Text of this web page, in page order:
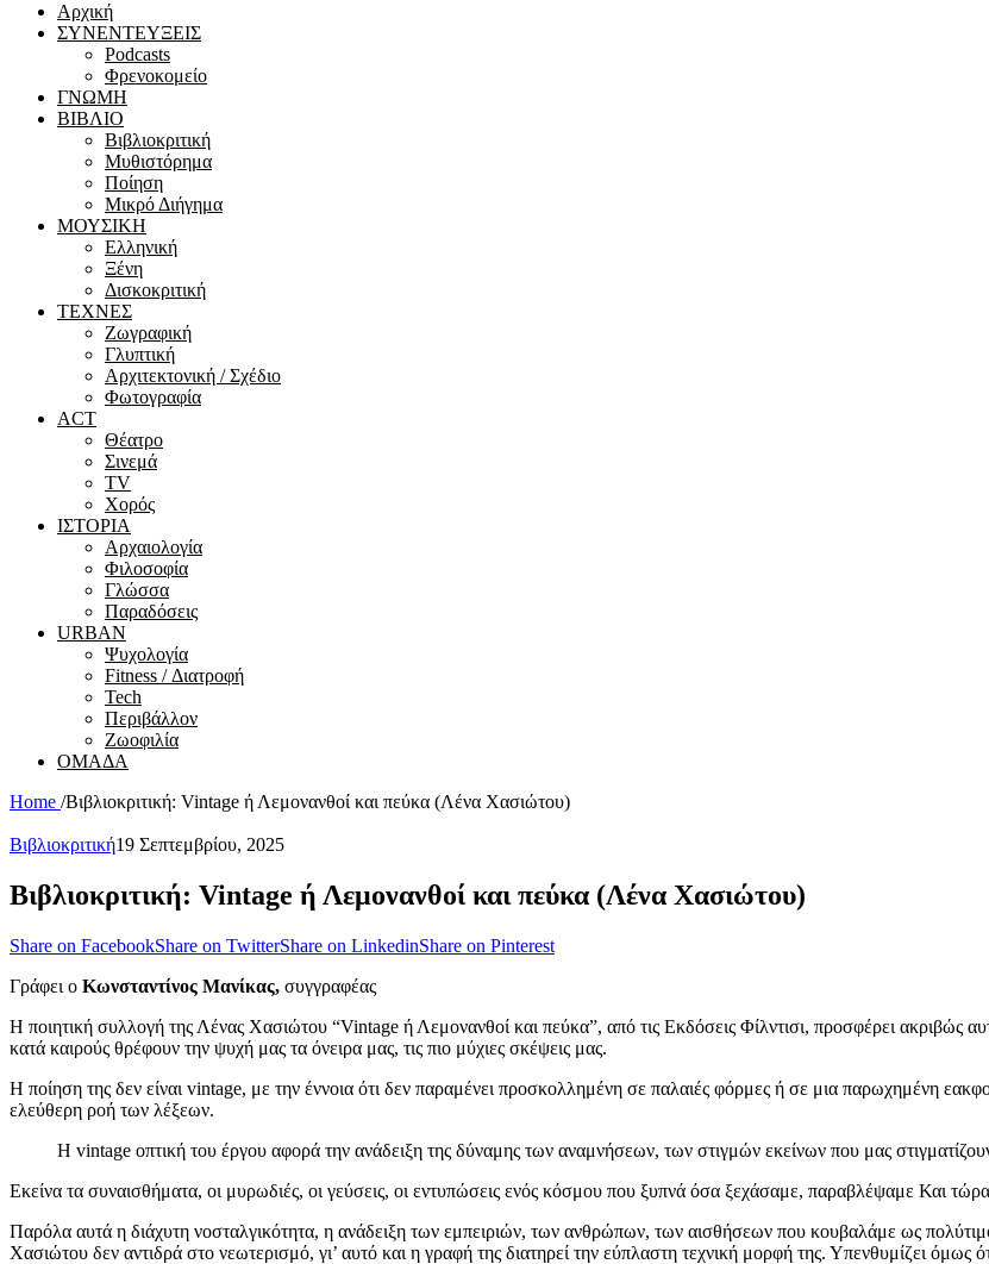
Αρχική
ΣΥΝΕΝΤΕΥΞΕΙΣ
Podcasts
Φρενοκομείο
ΓΝΩΜΗ
ΒΙΒΛΙΟ
Βιβλιοκριτική
Μυθιστόρημα
Ποίηση
Μικρό Διήγημα
ΜΟΥΣΙΚΗ
Ελληνική
Ξένη
Δισκοκριτική
ΤΕΧΝΕΣ
Ζωγραφική
Γλυπτική
Αρχιτεκτονική / Σχέδιο
Φωτογραφία
ACT
Θέατρο
Σινεμά
ΤV
Χορός
ΙΣΤΟΡΙΑ
Αρχαιολογία
Φιλοσοφία
Γλώσσα
Παραδόσεις
URBAN
Ψυχολογία
Fitness / Διατροφή
Tech
Περιβάλλον
Ζωοφιλία
ΟΜΑΔΑ
Home /Βιβλιοκριτική: Vintage ή Λεμονανθοί και πεύκα (Λένα Χασιώτου)
Βιβλιοκριτική19 Σεπτεμβρίου, 2025
Βιβλιοκριτική: Vintage ή Λεμονανθοί και πεύκα (Λένα Χασιώτου)
Share on FacebookShare on TwitterShare on LinkedinShare on Pinterest
Γράφει ο Κωνσταντίνος Μανίκας, συγγραφέας
Η ποιητική συλλογή της Λένας Χασιώτου “Vintage ή Λεμονανθοί και πεύκα”, από τις Εκδόσεις Φίλντισι, προσφέρει ακριβώς
κατά καιρούς θρέφουν την ψυχή μας τα όνειρα μας, τις πιο μύχιες σκέψεις μας.
Η ποίηση της δεν είναι vintage, με την έννοια ότι δεν παραμένει προσκολλημένη σε παλαιές φόρμες ή σε μια παρωχημένη
ελεύθερη ροή των λέξεων.
Η vintage οπτική του έργου αφορά την ανάδειξη της δύναμης των αναμνήσεων, των στιγμών εκείνων που μας
Εκείνα τα συναισθήματα, οι μυρωδιές, οι γεύσεις, οι εντυπώσεις ενός κόσμου που ξυπνά όσα ξεχάσαμε, παραβλέψαμε Και
Παρόλα αυτά η διάχυτη νοσταλγικότητα, η ανάδειξη των εμπειριών, των ανθρώπων, των αισθήσεων που κουβαλάμε ως
Χασιώτου δεν αντιδρά στο νεωτερισμό, γι’ αυτό και η γραφή της διατηρεί την εύπλαστη τεχνική μορφή της. Υπενθυμίζει όμως